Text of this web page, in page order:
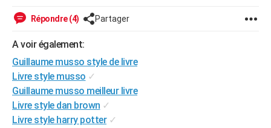
Répondre (4) Partager
A voir également:
Guillaume musso style de livre
Livre style musso ✓
Guillaume musso meilleur livre
Livre style dan brown ✓
Livre style harry potter ✓